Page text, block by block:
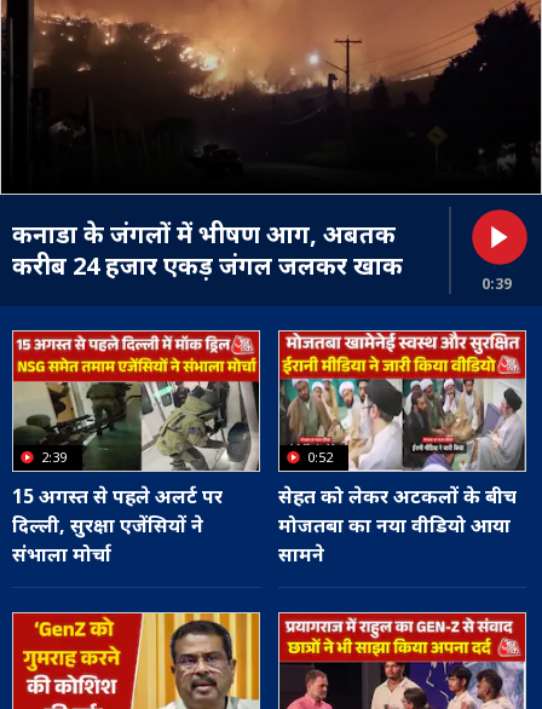
2:39
15 अगस्त से पहले अलर्ट पर
दिल्ली, सुरक्षा एजेंसियों ने
संभाला मोर्चा
0:52
सेहत को लेकर अटकलों के बीच
मोजतबा का नया वीडियो आया
सामने
कनाडा के जंगलों में भीषण आग, अबतक
करीब 24 हजार एकड़ जंगल जलकर खाक
0:39